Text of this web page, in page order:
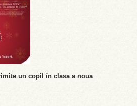
un copil în clasa a noua